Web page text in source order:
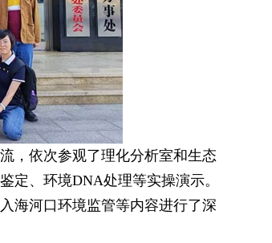
依次参观了理化分析室和生态
定、环境DNA处理等实操演示。
海河口环境监管等内容进行了深